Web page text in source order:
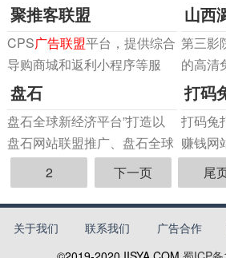
完成有
CPS联
及其他产品的网盟推广，有
CPS（图片）、CPM（弹
窗）、CPC（图片）、
CPV（富媒体）等多种广告形
式，诚信可靠、业绩准确、按
时结算。
作商家
提供的
360网
购导航
视等多
大用户
聚推客联盟
CPS广告联盟平台，提供综合
导购商城和返利小程序等服
务。
山西
第三影
的高清
电视剧
综艺等
户带来
体验,
盛宴!
盘石
盘石全球新经济平台”打造以
盘石网站联盟推广、盘石全球
移动联盟推广、盘石线上产业
市场、盘石互联网征信认证、
盘石互联网教育、盘石互联网
金融等转型新经济六维互联网
生态圈系统，服务于中小企业
打码
打码兔
赚钱网
打码
主推打
速打码
目。
2 下一页 尾
关于我们 联系我们 广告合作